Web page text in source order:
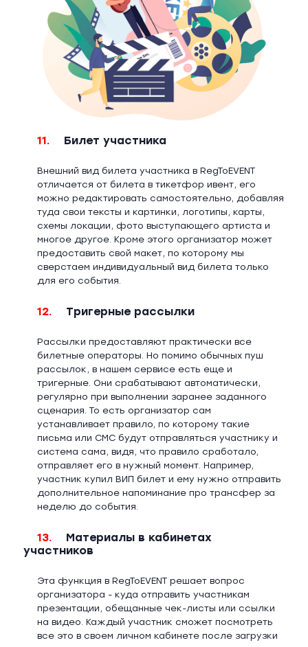
11. Билет участника
Внешний вид билета участника в RegToEVENT
отличается от билета в тикетфор ивент, его
можно редактировать самостоятельно, добавляя
туда свои тексты и картинки, логотипы, карты,
схемы локации, фото выступающего артиста и
многое другое. Кроме этого организатор может
предоставить свой макет, по которому мы
сверстаем индивидуальный вид билета только
для его события.
12. Тригерные рассылки
Рассылки предоставляют практически все
билетные операторы. Но помимо обычных пуш
рассылок, в нашем сервисе есть еще и
тригерные. Они срабатывают автоматически,
регулярно при выполнении заранее заданного
сценария. То есть организатор сам
устанавливает правило, по которому такие
письма или СМС будут отправляться участнику и
система сама, видя, что правило сработало,
отправляет его в нужный момент. Например,
участник купил ВИП билет и ему нужно отправить
дополнительное напоминание про трансфер за
неделю до события.
13.
Материалы в кабинетах
участников
Эта функция в RegToEVENT решает вопрос
организатора - куда отправить участникам
презентации, обещанные чек-листы или ссылки
на видео. Каждый участник сможет посмотреть
все это в своем личном кабинете после загрузки